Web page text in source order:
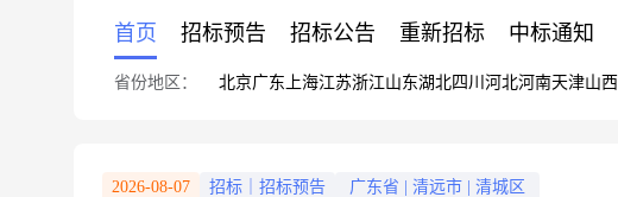
首页 招标预告 招标公告 重新招标 中标通知
省份地区： 北京广东 上海江苏浙江山东湖北四川 河北河南天津山西
2026-08-07 招标｜招标预告 广东省 清远市 清城区